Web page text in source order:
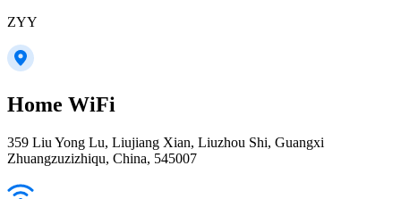
ZYY
Home WiFi
359 Liu Yong Lu, Liujiang Xian, Liuzhou Shi, Guangxi
Zhuangzuzizhiqu, China, 545007